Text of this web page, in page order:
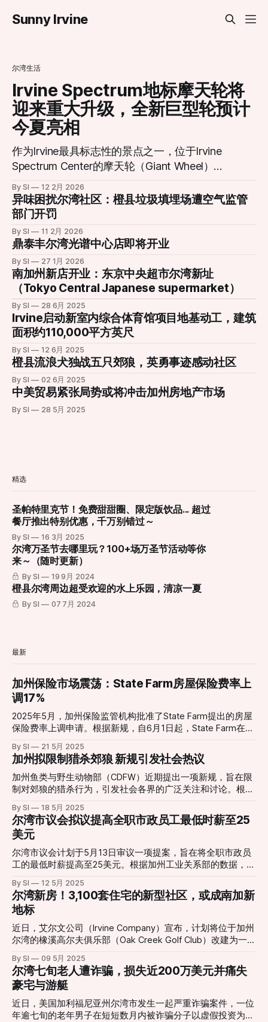
Sunny Irvine
尔湾生活
Irvine Spectrum地标摩天轮将
迎来重大升级，全新巨型轮预计
今夏亮相
作为Irvine最具标志性的景点之一，位于Irvine
Spectrum Center的摩天轮（Giant Wheel）即
将迎来历史性转型。 这座高达约10层楼的摩天
轮自2002年引入以来，长期以其独特的景观视
角和绚丽灯光吸引无数游客与居民，是当地社
交活动与城市夜景的重要组成部分。然而，在
经历了多年运营之后，原有设施已于2026年1
月11日停止运营，并进入大规模更新改造阶
段。 根据项目官方消息，新一代巨型摩天轮正
在紧张施工中，并预定于今年夏季正式对外开
放。届时，新摩天轮将在现有基础上增加约23
英尺（约7米）高度，整体设计更为现代化，同
时在灯光效果、乘坐舒适度和整体视野方面做
出显著提升。整合了更先进的可编程LED照明
系统，新摩天轮能够演绎更加丰富多变的灯光
秀效果，为夜间游览提供更震撼体验。 项目负
责人表示，这一重新设计的娱乐地标不仅是一
次设施升级，更是对整个中心景观与游客体验
进，这一城市地标即将以全新姿态“回归天空”
By SI 12 2月 2026
异味困扰尔湾社区：橙县垃圾填埋场遭空气监管
部门开罚
By SI 11 2月 2026
鼎泰丰尔湾光谱中心店即将开业
By SI 27 1月 2026
南加州新店开业：东京中央超市尔湾新址
（Tokyo Central Japanese supermarket）
By SI 28 6月 2025
Irvine启动新室内综合体育馆项目地基动工，建筑
面积约110,000平方英尺
By SI 12 6月 2025
橙县流浪犬独战五只郊狼，英勇事迹感动社区
By SI 02 6月 2025
中美贸易紧张局势或将冲击加州房地产市场
By SI 28 5月 2025
精选
圣帕特里克节！免费甜甜圈、限定版饮品... 超过
餐厅推出特别优惠，千万别错过～
By SI 16 3月 2025
尔湾万圣节去哪里玩？100+场万圣节活动等你
来～（随时更新）
By SI 19 9月 2024
橙县尔湾周边超受欢迎的水上乐园，清凉一夏
By SI 07 7月 2024
最新
加州保险市场震荡：State Farm房屋保险费率上
调17%
2025年5月，加州保险监管机构批准了State Farm提出的房屋
保险费率上调申请。根据新规，自6月1日起，State Farm在加
公寓和租房保险上涨15%。此次调整旨在帮助公司应对因洛杉
矶地区野火造成的巨额赔付和财务压力。 State Farm最初申
请将房屋保险费率上调22%，但在听证会上将请求调整为
17%。作为批准条件之一，State Farm将从母公司获得4亿美
2025年底前暂停大规模不续保行为，以保障现有客户的权
益。 加州保险专员Ricardo Lara表示，此次决定是为了在保障
消费者利益的同时，确保保险市场的稳定。他强调，State
Farm需在10月的全面听证会上详细说明其财务状况和恢复计
划。 消费者权益组织对这一决定表示担忧，认为在缺乏充分
透明度的情况下批准费率上调，可能加重消费者负担。State
Farm则表示，如果未来听证会认定此次费率上调不合理，公
司将退还多收取的保费。
By SI 21 5月 2025
加州拟限制猎杀郊狼 新规引发社会热议
加州鱼类与野生动物部（CDFW）近期提出一项新规，旨在限
制对郊狼的猎杀行为，引发社会各界的广泛关注和讨论。根据
此举旨在将郊狼的管理方式与熊和美洲狮等其他野生动物一致
化，需申请“捕食许可证”，并提供郊狼确实构成威胁的证据。
在北加州卢米斯镇，养殖户温特·霍洛韦（Winter Holloway）
表达了对该提案的担忧。她表示，过去曾多次遭遇郊狼和美洲
狮袭击，为保护山羊，她采取了多种防范措施，包括夜间将动
能够迅速采取行动。她质疑新规要求在郊狼攻击后才能采取措
施的合理性，认为这对养殖户而言是不切实际的。 与此相
对，位于科尔法克斯的野生动物救援负责人丹妮尔·哈尼什
（Danielle Hanish）支持该提案。她指出，人类活动已经侵占
了郊狼的栖息地，郊狼在此生活了数千年。她强调，应采用非
致命的方式与野生动物共处，避免无差别猎杀。她认为，有多
种方法可以减少人类与郊狼之间的冲突，而无需诉诸猎杀。
尽管该提案曾因公众反对而暂缓，但目前已重新被提上议程。
加州鱼类与野生动物部计划于5月15日召开公
By SI 18 5月 2025
尔湾市议会拟议提高全职市政员工最低时薪至25
美元
尔湾市议会计划于5月13日审议一项提案，旨在将全职市政员
工的最低时薪提高至25美元。根据加州工业关系部的数据，自
尔湾市议会将于5月13日就此提案进行审议。 该提案的支持者
认为，提高最低工资将有助于吸引和留住高素质的员工，提升
市政服务质量。 如果该提案获得通过，尔湾将成为橙县首个
为全职市政员工设定25美元最低时薪的城市。市议会将在即将
召开的会议上就该提案进行表决。
By SI 12 5月 2025
尔湾新房！3,100套住宅的新型社区，或成南加新
地标
近日，艾尔文公司（Irvine Company）宣布，计划将位于加州
尔湾的橡溪高尔夫俱乐部（Oak Creek Golf Club）改建为一个
（Irvine Spectrum District Village），旨在缓解橙县日益增长
的住房需求。 根据规划，该社区将包括1,500套独栋住宅和
1,600套公寓，后者原本规划为办公用地。整个开发项目占地
约235英亩，除了住宅外，还将建设一所新学校、公园、游泳
池和步行道等公共设施。艾尔文公司表示，将承担学校建设费
By SI 09 5月 2025
尔湾七旬老人遭诈骗，损失近200万美元并痛失
豪宅与游艇
近日，美国加利福尼亚州尔湾市发生一起严重诈骗案件，一位
年逾七旬的老年男子在短短数月内被诈骗分子以虚假投资为名